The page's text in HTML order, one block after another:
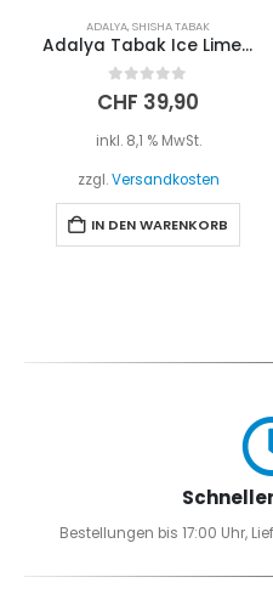
ADALYA,SHISHA TABAK
Adalya Tabak Ice Lime on the Rocks 200g
0out of 5
CHF 39,90
inkl. 8,1 % MwSt.
zzgl.Versandkosten
IN DEN WARENKORB
Bestellungen bis 17:00 Uhr,